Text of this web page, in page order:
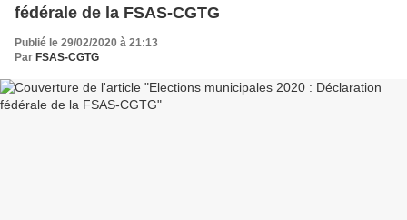
fédérale de la FSAS-CGTG
Publié le 29/02/2020 à 21:13
Par FSAS-CGTG